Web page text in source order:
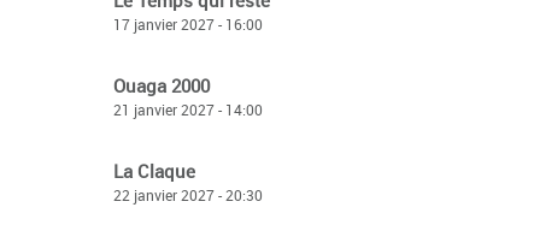
17 janvier 2027 - 16:00
Ouaga 2000
21 janvier 2027 - 14:00
La Claque
22 janvier 2027 - 20:30